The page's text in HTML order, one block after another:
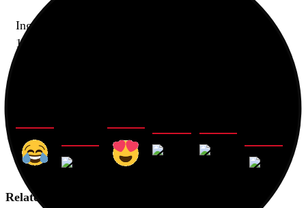
Ingin tahu lebih banyak mengenai penyelenggaraan
10th World Water Forum Indonesia 2024? Yuk baca
Related News